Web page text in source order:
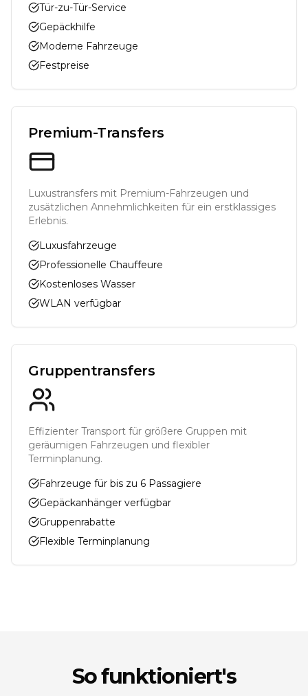
Tür-zu-Tür-Service
Gepäckhilfe
Moderne Fahrzeuge
Festpreise
Premium-Transfers
Luxustransfers mit Premium-Fahrzeugen und
zusätzlichen Annehmlichkeiten für ein erstklassiges
Erlebnis.
Luxusfahrzeuge
Professionelle Chauffeure
Kostenloses Wasser
WLAN verfügbar
Gruppentransfers
Effizienter Transport für größere Gruppen mit
geräumigen Fahrzeugen und flexibler
Terminplanung.
Fahrzeuge für bis zu 6 Passagiere
Gepäckanhänger verfügbar
Gruppenrabatte
Flexible Terminplanung
So funktioniert's